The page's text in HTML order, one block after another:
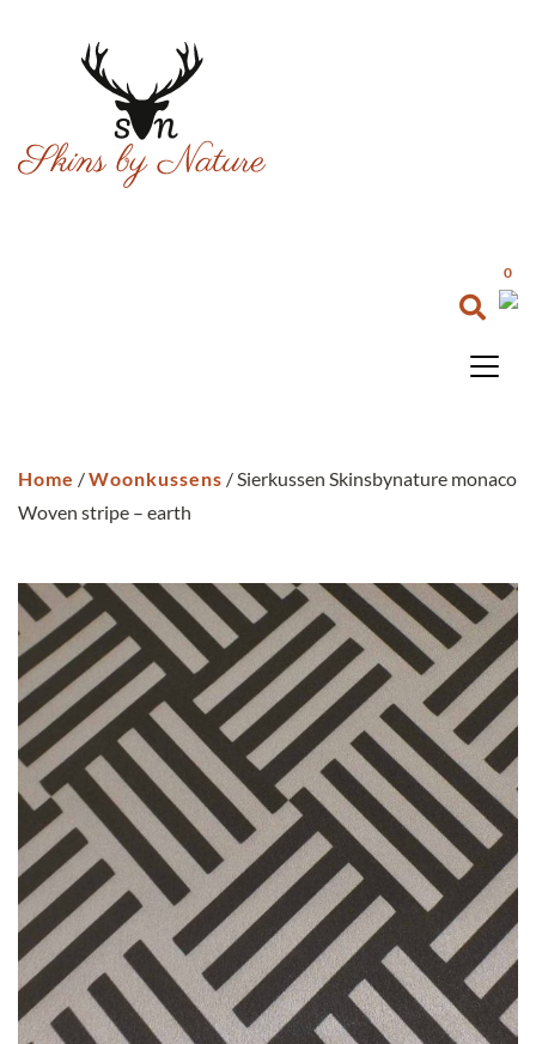
0
Home /Woonkussens / Sierkussen Skinsbynature monaco
Woven stripe – earth